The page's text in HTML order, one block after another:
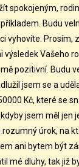
spokojeným,
Budu
vyhovíte. Prosím,
výsledek Vašeho
pozitivní. Budu
jsem se a
Kč, které se
jsem měl jen
úrok, na
ani bytem být
mé dluhy, tak již